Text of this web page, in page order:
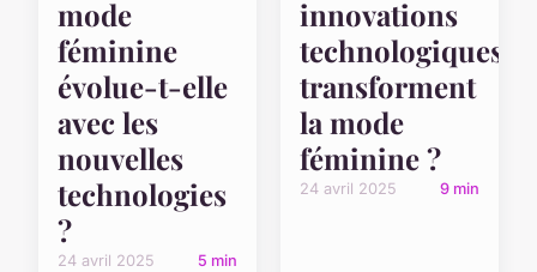
mode
féminine
évolue-t-elle
avec les
nouvelles
technologies
?
24 avril 2025 5 min
innovations
technologiques
transforment
la mode
féminine ?
24 avril 2025 9 min